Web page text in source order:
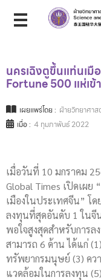
นครเฉิงตูขึ้นแท่นเมื
Fortune 500 แห่เข้
เผยแพร่โดย : ฝ่ายวิทยาศา
เมื่อ : 4 กุมภาพันธ์ 2022
เมื่อวันที่ 10 มกราคม
Global Times เปิดเผย
เมืองในประเทศจีน” โ
ลงทุนที่สุดอันดับ 1 ในจี
พอใจสูงสุดสำหรับการล
สามารถ 6 ด้าน ได้แก่
ทรัพยากรมนุษย์ (3) คว
แวดล้อมในการลงทุน